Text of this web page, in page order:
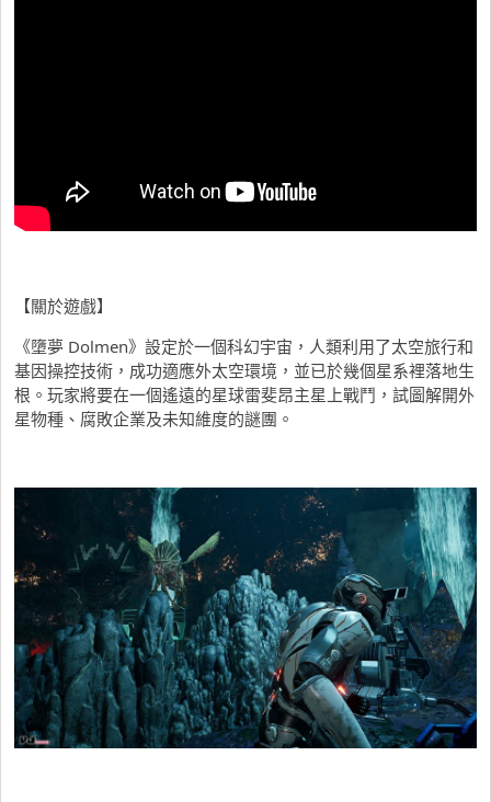
【關於遊戲】
《墮夢 Dolmen》設定於一個科幻宇宙，人類利用了太空旅行和
基因操控技術，成功適應外太空環境，並已於幾個星系裡落地生
根。玩家將要在一個遙遠的星球雷斐昂主星上戰鬥，試圖解開外
星物種、腐敗企業及未知維度的謎團。